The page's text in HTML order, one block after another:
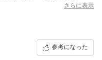
さらに表示
参考になった